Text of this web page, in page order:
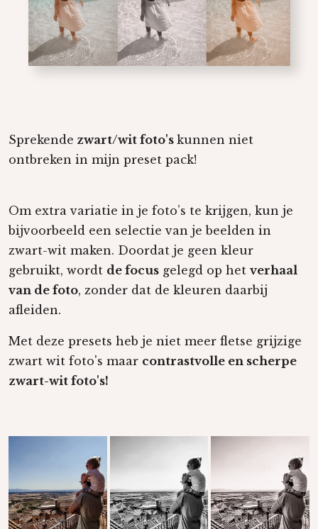
Sprekende zwart/wit foto's kunnen niet
ontbreken in mijn preset pack!
Om extra variatie in je foto’s te krijgen, kun je
bijvoorbeeld een selectie van je beelden in
zwart-wit maken. Doordat je geen kleur
gebruikt, wordt de focus gelegd op het verhaal
van de foto, zonder dat de kleuren daarbij
afleiden.
Met deze presets heb je niet meer fletse grijzige
zwart wit foto's maar contrastvolle en scherpe
zwart-wit foto's!